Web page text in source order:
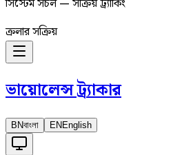
সিস্টেম সচল — সক্রিয় ট্র্যাকিং
ক্রলার সক্রিয়
ভায়োলেন্সট্র্যাকার
BNবাংলা EN English